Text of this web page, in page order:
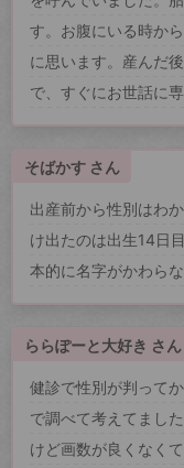
す。お腹にいる時か
に思います。産んだ
で、すぐにお世話に
そばかす さん
出産前から性別はわ
け出たのは出生14日
本的に名字がかわら
ららぽーと大好き さん
健診で性別が判って
で調べて考えてまし
けど画数が良くなく